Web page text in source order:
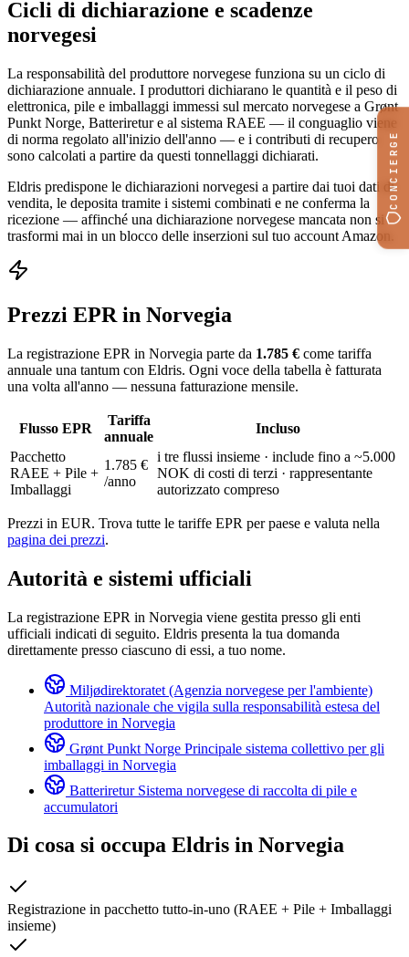
Cicli di dichiarazione e scadenze
norvegesi
La responsabilità del produttore norvegese funziona su un ciclo di
dichiarazione annuale. I produttori dichiarano le quantità e il peso di
elettronica, pile e imballaggi immessi sul mercato norvegese a Grønt
Punkt Norge, Batteriretur e al sistema RAEE — il conguaglio viene
di norma regolato all'inizio dell'anno — e i contributi di recupero
sono calcolati a partire da questi tonnellaggi dichiarati.
Eldris predispone le dichiarazioni norvegesi a partire dai tuoi dati di
vendita, le deposita tramite i sistemi combinati e ne conferma la
ricezione — affinché una dichiarazione norvegese mancata non si
trasformi mai in un blocco delle inserzioni sul tuo account Amazon.
Prezzi EPR in Norvegia
La registrazione EPR in Norvegia parte da 1.785 € come tariffa
annuale una tantum con Eldris. Ogni voce della tabella è fatturata
una volta all'anno — nessuna fatturazione mensile.
Flusso EPR
Tariffa
annuale
Incluso
Pacchetto
RAEE + Pile +
Imballaggi
1.785 €
/anno
i tre flussi insieme · include fino a ~5.000
NOK di costi di terzi · rappresentante
autorizzato compreso
Prezzi in EUR. Trova tutte le tariffe EPR per paese e valuta nella
pagina dei prezzi.
Autorità e sistemi ufficiali
La registrazione EPR in Norvegia viene gestita presso gli enti
ufficiali indicati di seguito. Eldris presenta la tua domanda
direttamente presso ciascuno di essi, a tuo nome.
Miljødirektoratet (Agenzia norvegese per l'ambiente)
Autorità nazionale che vigila sulla responsabilità estesa del
produttore in Norvegia
Grønt Punkt Norge Principale sistema collettivo per gli
imballaggi in Norvegia
Batteriretur Sistema norvegese di raccolta di pile e
accumulatori
Di cosa si occupa Eldris in Norvegia
Registrazione in pacchetto tutto-in-uno (RAEE + Pile + Imballaggi
insieme)
CONCIERGE